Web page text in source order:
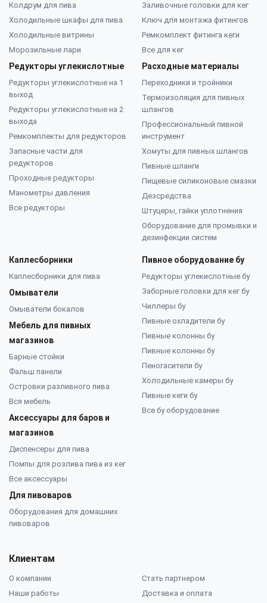
Колдрум для пива
Холодильные шкафы для пива
Холодильные витрины
Морозильные лари
Редукторы углекислотные
Редукторы углекислотные на 1
выход
Редукторы углекислотные на 2
выхода
Ремкомплекты для редукторов
Запасные части для
редукторов
Проходные редукторы
Манометры давления
Все редукторы
Заливочные головки для кег
Ключ для монтажа фитингов
Ремкомплект фитинга кеги
Все для кег
Расходные материалы
Переходники и тройники
Термоизоляция для пивных
шлангов
Профессиональный пивной
инструмент
Хомуты для пивных шлангов
Пивные шланги
Пищевые силиконовые смазки
Дезсредства
Штуцеры, гайки уплотнения
Оборудование для промывки и
дезинфекции систем
Каплесборники
Каплесборники для пива
Омыватели
Омыватели бокалов
Мебель для пивных
магазинов
Барные стойки
Фальш панели
Островки разливного пива
Вся мебель
Аксессуары для баров и
магазинов
Диспенсеры для пива
Помпы для розлива пива из кег
Все аксессуары
Для пивоваров
Оборудования для домашних
пивоваров
Пивное оборудование бу
Редукторы углекислотные бу
Заборные головки для кег бу
Чиллеры бу
Пивные охладители бу
Пивные колонны бу
Пивные колонны бу
Пеногасители бу
Холодильные камеры бу
Пивные кеги бу
Все бу оборудование
Клиентам
О компании
Стать партнером
Наши работы
Доставка и оплата